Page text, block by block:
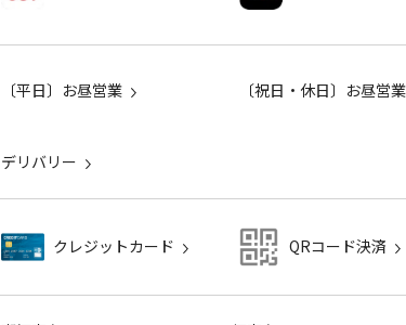
〔平日〕お昼営業 〔祝日・休日〕お昼営業
デリバリー
クレジットカード QRコード決済